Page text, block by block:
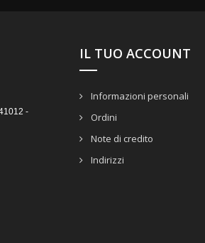
-
IL TUO ACCOUNT
Informazioni personali
Ordini
Note di credito
Indirizzi